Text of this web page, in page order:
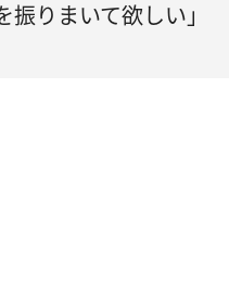
りまいて欲しい」